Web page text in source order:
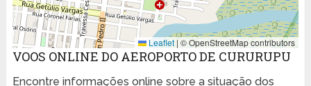
Leaflet | © OpenStreetMap contributors
VOOS ONLINE DO AEROPORTO DE CURURUPU
Encontre informações online sobre a situação dos